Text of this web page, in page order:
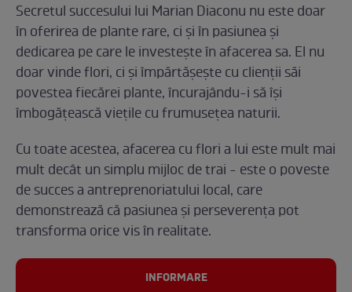
Secretul succesului lui Marian Diaconu nu este doar
în oferirea de plante rare, ci și în pasiunea și
dedicarea pe care le investește în afacerea sa. El nu
doar vinde flori, ci și împărtășește cu clienții săi
povestea fiecărei plante, încurajându-i să își
îmbogățească viețile cu frumusețea naturii.
Cu toate acestea, afacerea cu flori a lui este mult mai
mult decât un simplu mijloc de trai - este o poveste
de succes a antreprenoriatului local, care
demonstrează că pasiunea și perseverența pot
transforma orice vis în realitate.
INFORMARE